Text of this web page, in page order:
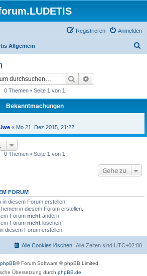
Anmelden
Registrieren
Allgemein
Suche
0 Themen • Seite 1 von 1
Bekanntmachungen
« Mo 21. Dez 2015, 21:22
0 Themen • Seite 1 von 1
Gehe zu
FORUM
in diesem Forum erstellen.
in diesem Forum erstellen.
Forum nicht ändern.
Forum nicht löschen.
diesem Forum erstellen.
Alle Zeiten sind UTC+02:00
Alle Cookies löschen
phpBB® Forum Software © phpBB Limited
Übersetzung durch phpBB.de